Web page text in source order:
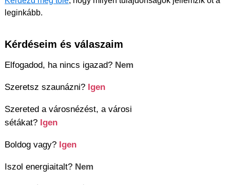
leginkább.
Kérdéseim és válaszaim
Elfogadod, ha nincs igazad? Nem
Szeretsz szaunázni? Igen
Szereted a városnézést, a városi
sétákat? Igen
Boldog vagy? Igen
Iszol energiaitalt? Nem